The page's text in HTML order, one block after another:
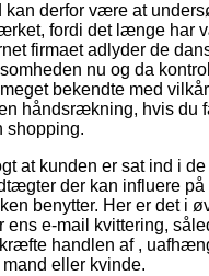
kan derfor være at
fordi det længe har
firmaet adlyder de
nu og da
bekendte med
håndsrækning, hvis du
shopping.
at kunden er sat ind i de
der kan influere
benytter. Her er det i
ens e-mail kvittering,
handlen af ,
eller kvinde.